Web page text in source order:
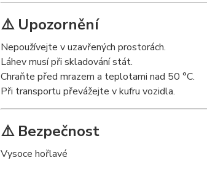
⚠️ Upozornění
Nepoužívejte v uzavřených prostorách.
Láhev musí při skladování stát.
Chraňte před mrazem a teplotami nad 50 °C.
Při transportu převážejte v kufru vozidla.
⚠️ Bezpečnost
Vysoce hořlavé